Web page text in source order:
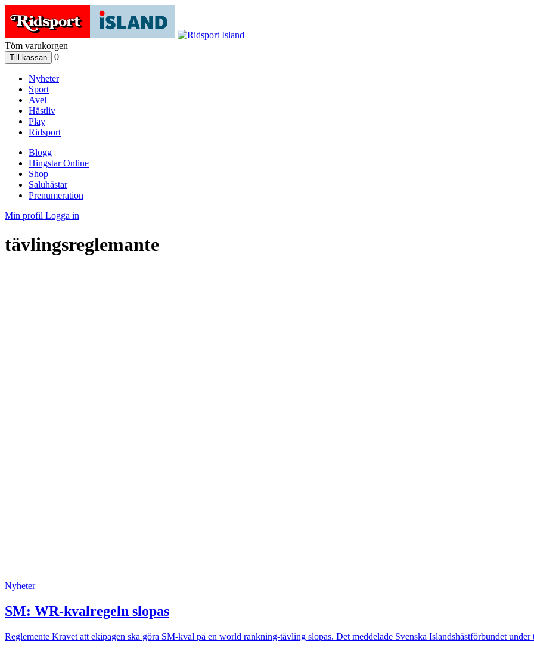
Töm varukorgen
0
Nyheter
Sport
Avel
Hästliv
Play
Ridsport
Blogg
Hingstar Online
Shop
Saluhästar
Prenumeration
Min profil Logga in
tävlingsreglemante
Nyheter
SM: WR-kvalregeln slopas
Reglemente Kravet att ekipagen ska göra SM-kval på en world rankning-tävling slopas. Det meddelade Svenska Islandshästförbundet under